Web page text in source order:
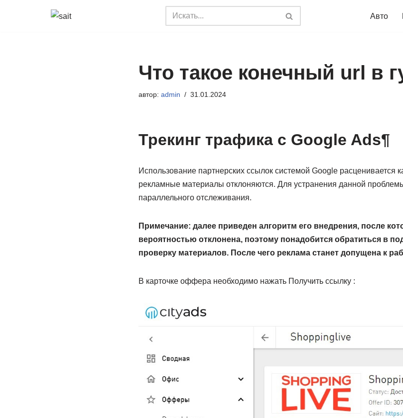
Авто
Что такое конечный url в
автор: admin 31.01.2024
Трекинг трафика с Google Ads¶
Использование партнерских ссылок системой Google расценивается
рекламные материалы отклоняются. Для устранения данной
параллельного отслеживания.
Примечание: далее приведен алгоритм его внедрения, после
вероятностью отклонена, поэтому понадобится обратиться в
проверку материалов. После чего реклама станет допущена к
В карточке оффера необходимо нажать Получить ссылку :